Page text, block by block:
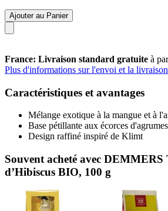
Ajouter au Panier
France: Livraison standard gratuite à
Plus d'informations sur l'envoi et la livraison
Caractéristiques et avantages
Mélange exotique à la mangue et à
Base pétillante aux écorces d'agrumes
Design raffiné inspiré de Klimt
Souvent acheté avec
d’Hibiscus BIO, 100 g